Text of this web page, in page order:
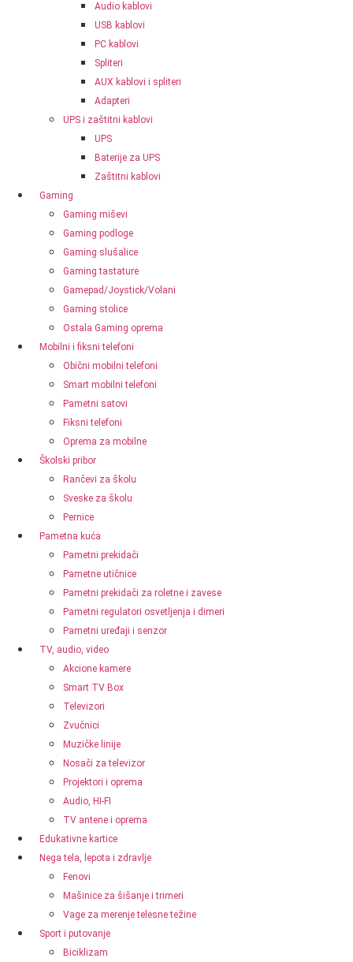
Audio kablovi
USB kablovi
PC kablovi
Spliteri
AUX kablovi i spliteri
Adapteri
UPS i zaštitni kablovi
UPS
Baterije za UPS
Zaštitni kablovi
Gaming
Gaming miševi
Gaming podloge
Gaming slušalice
Gaming tastature
Gamepad/Joystick/Volani
Gaming stolice
Ostala Gaming oprema
Mobilni i fiksni telefoni
Obični mobilni telefoni
Smart mobilni telefoni
Pametni satovi
Fiksni telefoni
Oprema za mobilne
Školski pribor
Rančevi za školu
Sveske za školu
Pernice
Pametna kuća
Pametni prekidači
Pametne utičnice
Pametni prekidači za roletne i zavese
Pametni regulatori osvetljenja i dimeri
Pametni uređaji i senzor
TV, audio, video
Akcione kamere
Smart TV Box
Televizori
Zvučnici
Muzičke linije
Nosači za televizor
Projektori i oprema
Audio, HI-FI
TV antene i oprema
Edukativne kartice
Nega tela, lepota i zdravlje
Fenovi
Mašinice za šišanje i trimeri
Vage za merenje telesne težine
Sport i putovanje
Biciklizam